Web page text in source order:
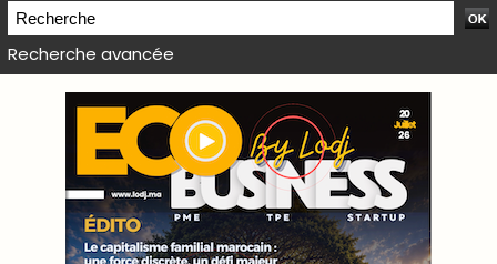
Recherche avancée
WEB TV LODJ24 : Youtube, kick et twitch
Plein écran